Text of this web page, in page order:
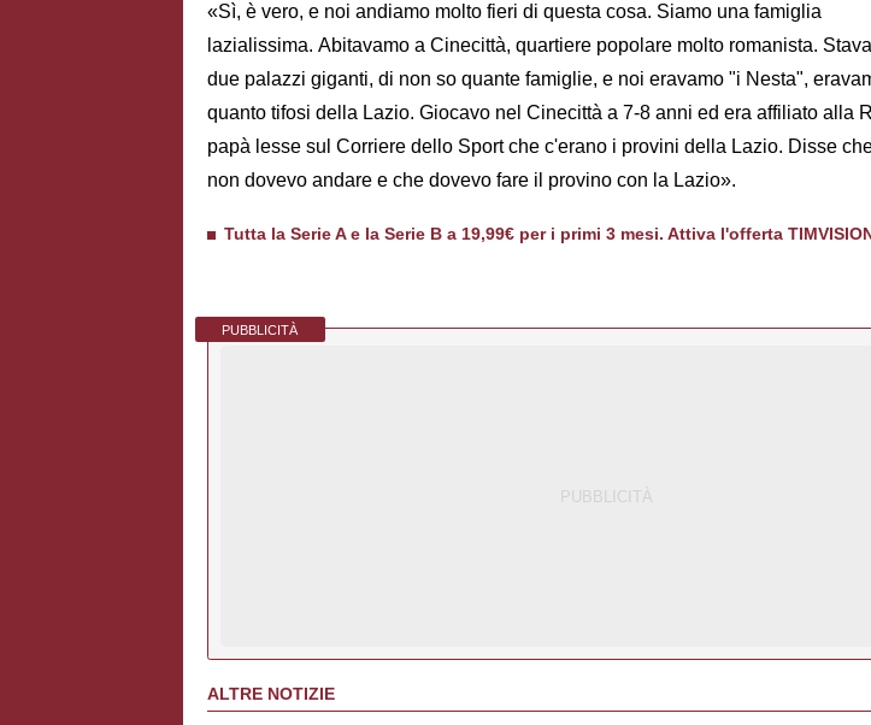
«Sì, è vero, e noi andiamo molto fieri di questa cosa. Siamo una famiglia
lazialissima. Abitavamo a Cinecittà, quartiere popolare molto romanista.
due palazzi giganti, di non so quante famiglie, e noi eravamo "i Nesta",
quanto tifosi della Lazio. Giocavo nel Cinecittà a 7-8 anni ed era affiliato alla
papà lesse sul Corriere dello Sport che c'erano i provini della Lazio. Disse
non dovevo andare e che dovevo fare il provino con la Lazio».
Tutta la Serie A e la Serie B a 19,99€ per i primi 3 mesi. Attiva l'offerta
PUBBLICITÀ
ALTRE NOTIZIE